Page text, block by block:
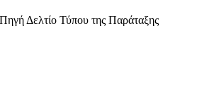
Πηγή Δελτίο Τύπου της Παράταξης